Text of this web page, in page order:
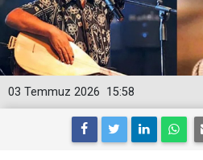
15:58
03 Temmuz 2026